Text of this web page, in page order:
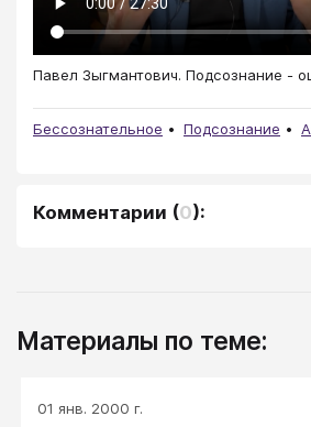
Павел Зыгмантович. Подсознание -
Бессознательное Подсознание
Комментарии (0):
Материалы по теме:
01 янв. 2000 г.